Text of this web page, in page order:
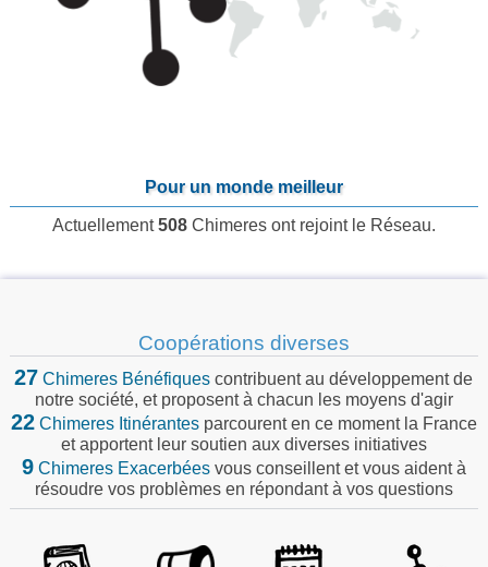
Pour un monde meilleur
Actuellement508Chimeres ont rejoint le Réseau.
Coopérations diverses
27 Chimeres Bénéfiques contribuent au développement de
notre société, et proposent à chacun les moyens d'agir
22Chimeres Itinérantesparcourent en ce moment la France
et apportent leur soutien aux diverses initiatives
9Chimeres Exacerbéesvous conseillent et vous aident à
résoudre vos problèmes en répondant à vos questions